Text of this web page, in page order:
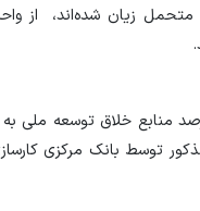
زیان شده‌اند، از
خلاق توسعه ملی به
دلار از مصوبه مذکور توسط بانک